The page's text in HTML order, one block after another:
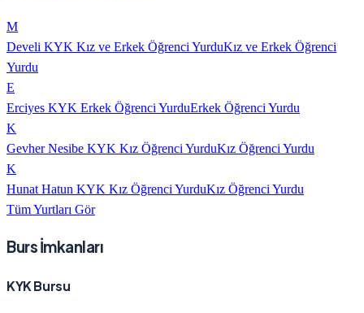
M
Develi KYK Kız ve Erkek Öğrenci YurduKız ve Erkek Öğrenci
Yurdu
E
Erciyes KYK Erkek Öğrenci YurduErkek Öğrenci Yurdu
K
Gevher Nesibe KYK Kız Öğrenci YurduKız Öğrenci Yurdu
K
Hunat Hatun KYK Kız Öğrenci YurduKız Öğrenci Yurdu
Tüm Yurtları Gör
Burs İmkanları
KYK Bursu